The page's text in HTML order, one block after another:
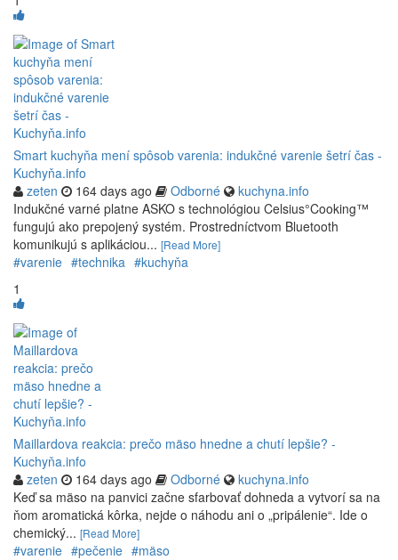
Smart kuchyňa mení spôsob varenia: indukčné varenie šetrí čas -
Kuchyňa.info
zeten
164 days ago Odborné
kuchyna.info
Indukčné varné platne ASKO s technológiou Celsius°Cooking™
fungujú ako prepojený systém. Prostredníctvom Bluetooth
komunikujú s aplikáciou... [Read More]
#varenie #technika #kuchyňa
1
Maillardova reakcia: prečo mäso hnedne a chutí lepšie? -
Kuchyňa.info
zeten
164 days ago Odborné
kuchyna.info
Keď sa mäso na panvici začne sfarbovať dohneda a vytvorí sa na
ňom aromatická kôrka, nejde o náhodu ani o „pripálenie“. Ide o
chemický... [Read More]
#varenie #pečenie #mäso